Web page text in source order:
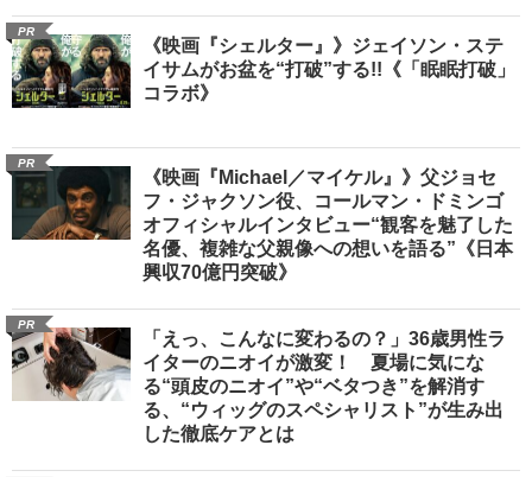
PR
《映画『シェルター』》ジェイソン・ステ
イサムがお盆を“打破”する!!《「眠眠打破」
コラボ》
PR
《映画『Michael／マイケル』》父ジョセ
フ・ジャクソン役、コールマン・ドミンゴ
オフィシャルインタビュー“観客を魅了した
名優、複雑な父親像への想いを語る”《日本
興収70億円突破》
PR
「えっ、こんなに変わるの？」36歳男性ラ
イターのニオイが激変！ 夏場に気にな
る“頭皮のニオイ”や“ベタつき”を解消す
る、“ウィッグのスペシャリスト”が生み出
した徹底ケアとは